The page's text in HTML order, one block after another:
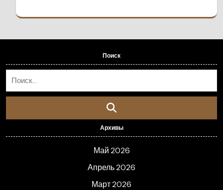
Поиск
Архивы
Май 2026
Апрель 2026
Март 2026